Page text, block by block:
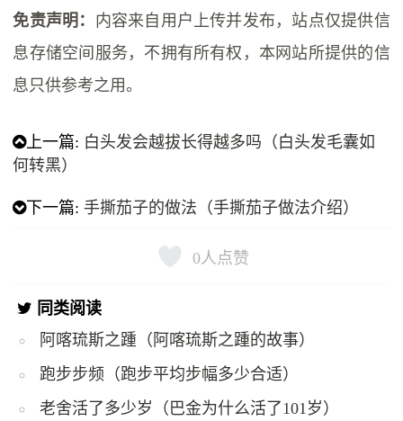
免责声明： 内容来自用户上传并发布，站点仅提供信
息存储空间服务，不拥有所有权，本网站所提供的信
息只供参考之用。
上一篇: 白头发会越拔长得越多吗（白头发毛囊如
何转黑）
下一篇: 手撕茄子的做法（手撕茄子做法介绍）
0人点赞
同类阅读
阿喀琉斯之踵（阿喀琉斯之踵的故事）
跑步步频（跑步平均步幅多少合适）
老舍活了多少岁（巴金为什么活了101岁）